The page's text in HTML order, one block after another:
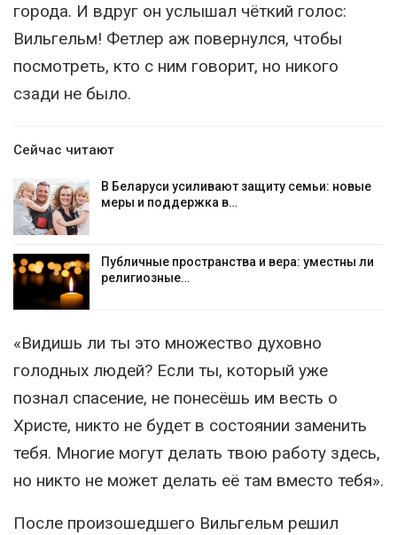
города. И вдруг он услышал чёткий голос:
Вильгельм! Фетлер аж повернулся, чтобы
посмотреть, кто с ним говорит, но никого
сзади не было.
Сейчас читают
В Беларуси усиливают защиту семьи: новые
меры и поддержка в…
Публичные пространства и вера: уместны ли
религиозные…
«Видишь ли ты это множество духовно
голодных людей? Если ты, который уже
познал спасение, не понесёшь им весть о
Христе, никто не будет в состоянии заменить
тебя. Многие могут делать твою работу здесь,
но никто не может делать её там вместо тебя».
После произошедшего Вильгельм решил